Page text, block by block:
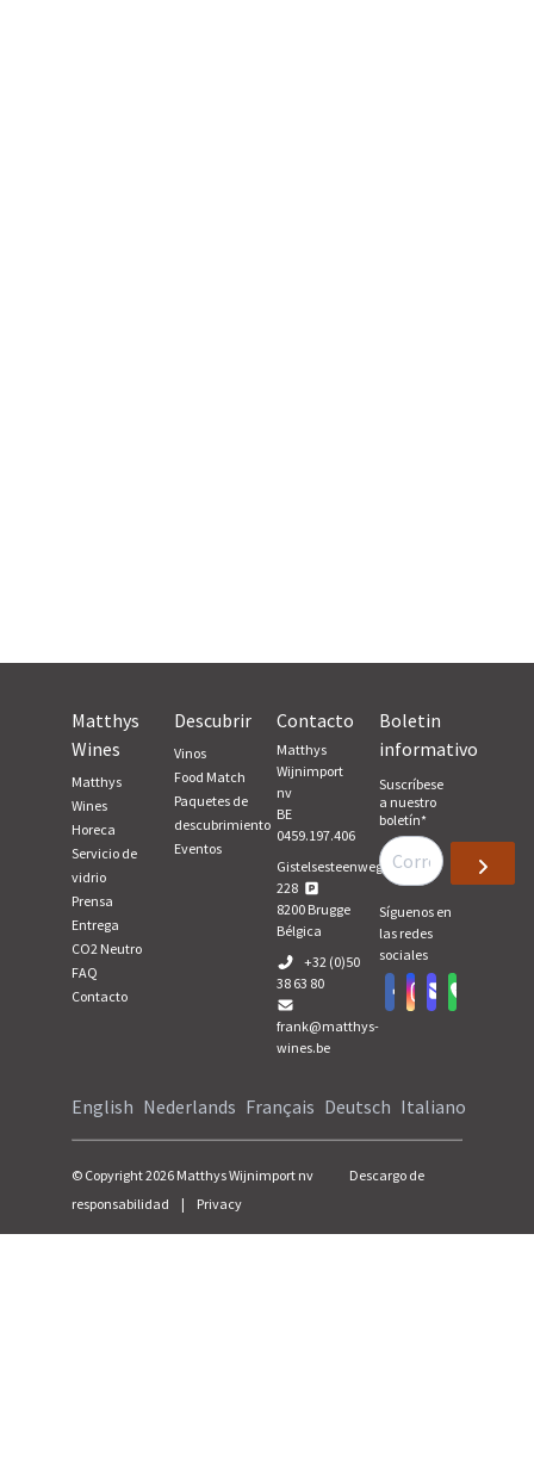
Matthys
Wines
Matthys
Wines
Horeca
Servicio de
vidrio
Prensa
Entrega
CO2 Neutro
FAQ
Contacto
Descubrir
Vinos
Food Match
Paquetes de
descubrimiento
Eventos
Contacto
Matthys
Wijnimport
nv
BE
0459.197.406
Gistelsesteenweg,
228
8200 Brugge
Bélgica
+32 (0)50
38 63 80
frank@matthys-
wines.be
Boletin
informativo
Suscríbese
a nuestro
boletín*
Síguenos en
las redes
sociales
English Nederlands Français Deutsch Italiano
© Copyright2026 Matthys Wijnimport nv
Descargo de
responsabilidad
| Privacy